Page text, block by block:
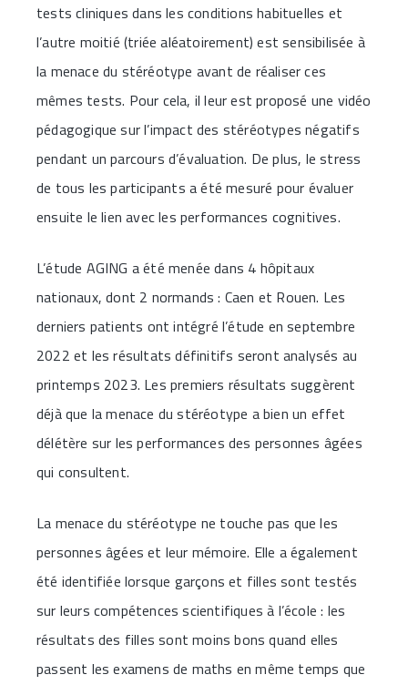
tests cliniques dans les conditions habituelles et
l’autre moitié (triée aléatoirement) est sensibilisée à
la menace du stéréotype avant de réaliser ces
mêmes tests. Pour cela, il leur est proposé une vidéo
pédagogique sur l’impact des stéréotypes négatifs
pendant un parcours d’évaluation. De plus, le stress
de tous les participants a été mesuré pour évaluer
ensuite le lien avec les performances cognitives.
L’étude AGING a été menée dans 4 hôpitaux
nationaux, dont 2 normands : Caen et Rouen. Les
derniers patients ont intégré l’étude en septembre
2022 et les résultats définitifs seront analysés au
printemps 2023. Les premiers résultats suggèrent
déjà que la menace du stéréotype a bien un effet
délétère sur les performances des personnes âgées
qui consultent.
La menace du stéréotype ne touche pas que les
personnes âgées et leur mémoire. Elle a également
été identifiée lorsque garçons et filles sont testés
sur leurs compétences scientifiques à l’école : les
résultats des filles sont moins bons quand elles
passent les examens de maths en même temps que